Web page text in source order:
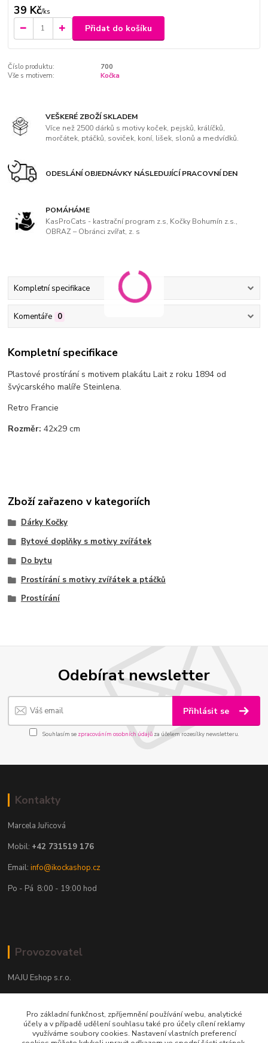
39 Kč/ks
Přidat do košíku
Číslo produktu:
700
Vše s motivem:
Kočka
VEŠKERÉ ZBOŽÍ SKLADEM
Více než 2500 dárků s motivy koček, pejsků, králíčků,
morčátek, ptáčků, soviček, koní, lišek, slonů a medvídků.
ODESLÁNÍ OBJEDNÁVKY NÁSLEDUJÍCÍ PRACOVNÍ DEN
POMÁHÁME
KasProCats - kastrační program z.s, Kočky Bohumín z.s.,
OBRAZ – Obránci zvířat, z. s
Kompletní specifikace
Komentáře 0
Kompletní specifikace
Plastové prostírání s motivem plakátu Lait z roku 1894 od
švýcarského malíře Steinlena.
Retro Francie
Rozměr: 42x29 cm
Zboží zařazeno v kategoriích
Dárky Kočky
Bytové doplňky s motivy zvířátek
Do bytu
Prostírání s motivy zvířátek a ptáčků
Prostírání
Odebírat newsletter
Přihlásit se
Souhlasím se zpracováním osobních údajůza účelem rozesílky newsletteru.
Kontakty
Marcela Juřicová
Mobil: +42 731519 176
Email:info@ikockashop.cz
Po - Pá 8:00 - 19:00 hod
Provozovatel
MAJU Eshop s.r.o.
702 00 Ostrava
IČ: 09674799
Pro základní funkčnost, zpříjemnění používání webu, analytické
účely a v případě udělení souhlasu také pro účely cílení reklamy
využíváme soubory cookies. Nastavení vlastních preferencí